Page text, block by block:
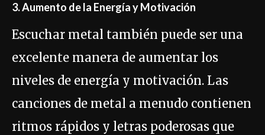
3. Aumento de la Energía y Motivación
Escuchar metal también puede ser una
excelente manera de aumentar los
niveles de energía y motivación. Las
canciones de metal a menudo contienen
ritmos rápidos y letras poderosas que